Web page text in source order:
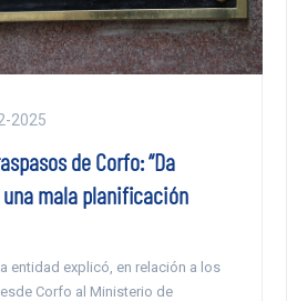
2025
de Corfo: “Da
mala planificación
entidad explicó, en relación a los
Corfo al Ministerio de